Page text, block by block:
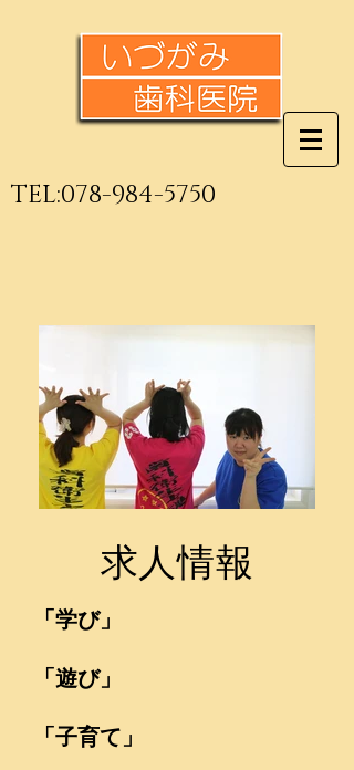
TEL:078-984-5750
求人情報
「学び」
「遊び」
「子育て」